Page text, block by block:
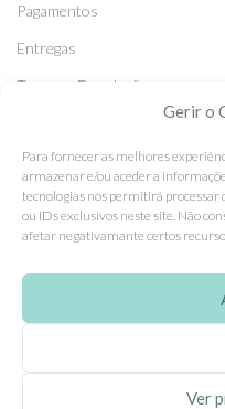
Gerir o
Para fornecer as melhores
armazenar e/ou aceder a
tecnologias nos permitirá processar
ou IDs exclusivos neste site. Não
afetar negativamante certos
Ver
Pagamentos
Entregas
Trocas e Devoluções
SEGUE-NOS
Facebook
Instagram
Pinterest